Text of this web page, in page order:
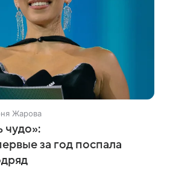
Жарова
чудо»:
за год поспала